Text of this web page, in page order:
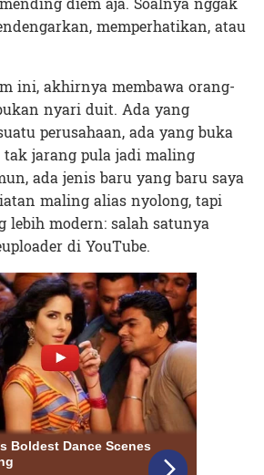
memperhatikan, atau
ini, akhirnya membawa orang-
nyari duit. Ada yang
perusahaan, ada yang buka
jarang pula jadi maling
ada jenis baru yang baru saya
maling alias nyolong, tapi
lebih modern: salah satunya
di YouTube.